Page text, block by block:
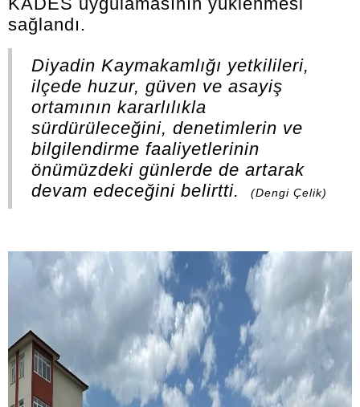
sağlandı.
Diyadin Kaymakamlığı yetkilileri,
ilçede huzur, güven ve asayiş
ortamının kararlılıkla
sürdürüleceğini, denetimlerin ve
bilgilendirme faaliyetlerinin
önümüzdeki günlerde de artarak
devam edeceğini belirtti.
(Dengi Çelik)